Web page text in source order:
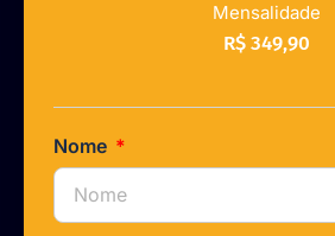
Mensalidade
R$ 349,90
Nome